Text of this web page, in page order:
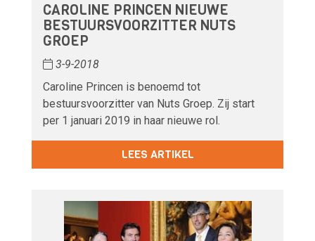
CAROLINE PRINCEN NIEUWE
BESTUURSVOORZITTER NUTS
GROEP
3-9-2018
Caroline Princen is benoemd tot
bestuursvoorzitter van Nuts Groep. Zij start
per 1 januari 2019 in haar nieuwe rol.
LEES ARTIKEL